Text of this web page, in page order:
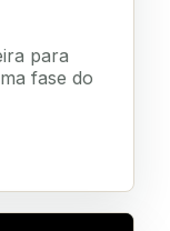
para
fase do